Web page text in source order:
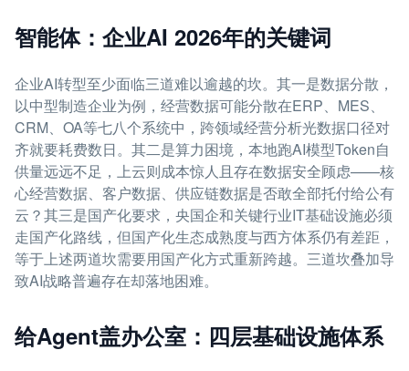
智能体：企业AI 2026年的关键词
企业AI转型至少面临三道难以逾越的坎。其一是数据分散，
以中型制造企业为例，经营数据可能分散在ERP、MES、
CRM、OA等七八个系统中，跨领域经营分析光数据口径对
齐就要耗费数日。其二是算力困境，本地跑AI模型Token自
供量远远不足，上云则成本惊人且存在数据安全顾虑——核
心经营数据、客户数据、供应链数据是否敢全部托付给公有
云？其三是国产化要求，央国企和关键行业IT基础设施必须
走国产化路线，但国产化生态成熟度与西方体系仍有差距，
等于上述两道坎需要用国产化方式重新跨越。三道坎叠加导
致AI战略普遍存在却落地困难。
给Agent盖办公室：四层基础设施体系